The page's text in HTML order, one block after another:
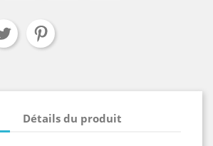
Détails du produit